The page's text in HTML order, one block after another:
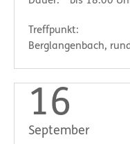
Treffpunkt:
Berglangenbach,
16
September